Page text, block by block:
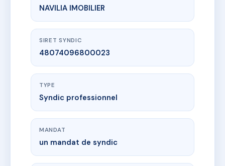
NAVILIA IMOBILIER
SIRET SYNDIC
48074096800023
TYPE
Syndic professionnel
MANDAT
un mandat de syndic